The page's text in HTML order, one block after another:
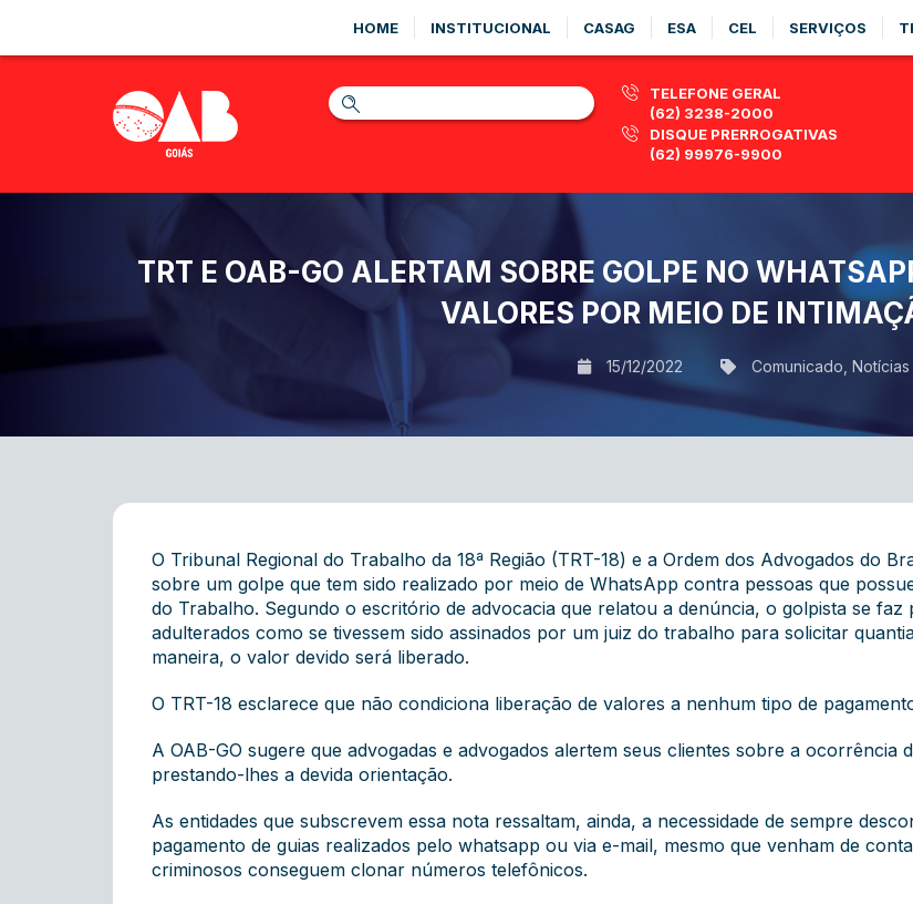
HOME INSTITUCIONAL CASAG ESA CEL SERVIÇOS
TELEFONE GERAL
(62) 3238-2000
DISQUE PRERROGATIVAS
(62) 99976-9900
TRT E OAB-GO ALERTAM SOBRE GOLPE NO
VALORES POR MEIO DE
15/12/2022 Comunicado Notícias
O Tribunal Regional do Trabalho da 18ª Região (TRT-18) e a Ordem dos Advogados do
sobre um golpe que tem sido realizado por meio de WhatsApp contra pessoas que
do Trabalho. Segundo o escritório de advocacia que relatou a denúncia, o golpista se
adulterados como se tivessem sido assinados por um juiz do trabalho para solicitar
maneira, o valor devido será liberado.
O TRT-18 esclarece que não condiciona liberação de valores a nenhum tipo de
A OAB-GO sugere que advogadas e advogados alertem seus clientes sobre a ocorrência
prestando-lhes a devida orientação.
As entidades que subscrevem essa nota ressaltam, ainda, a necessidade de sempre
pagamento de guias realizados pelo whatsapp ou via e-mail, mesmo que venham de
criminosos conseguem clonar números telefônicos.